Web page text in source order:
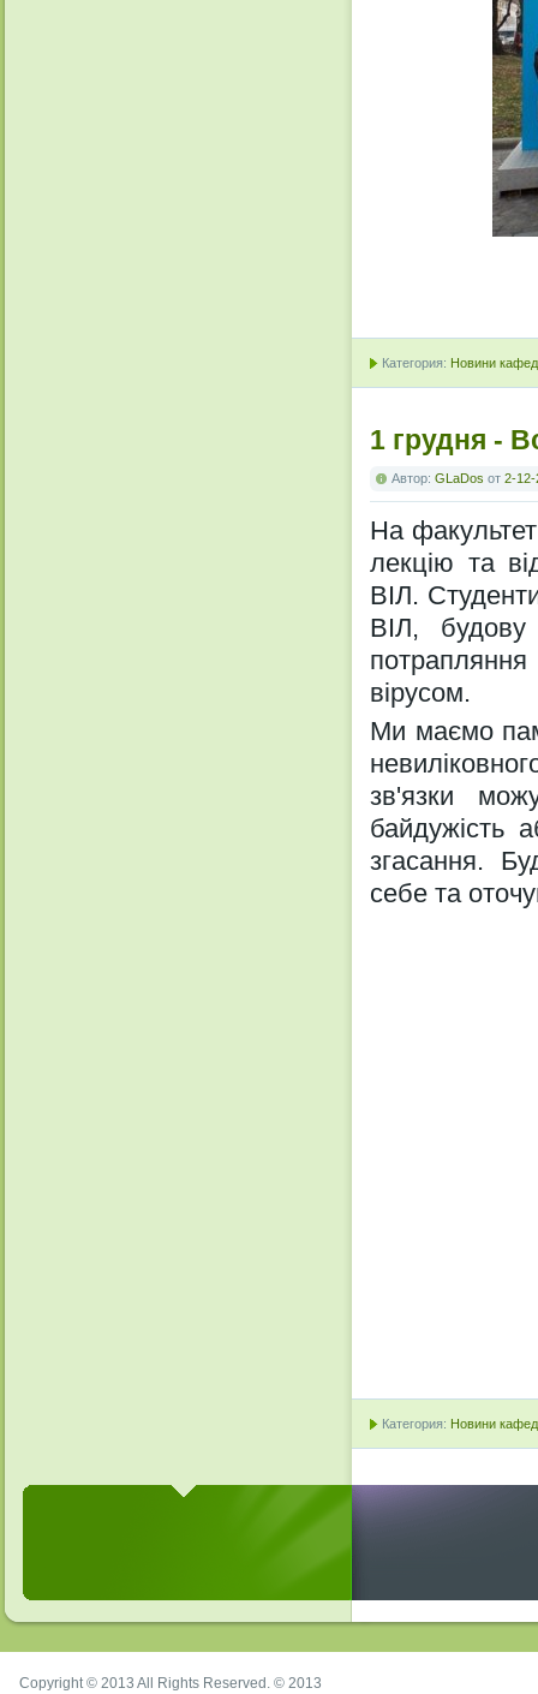
Категория: Новини
1 грудня -
Автор: GLaDos от 2-12-
На
лекцію та
ВІЛ.
ВІЛ,
вірусом.
Ми маємо
зв'язки
байдужість
згасання.
себе та
Категория: Новини
Copyright © 2013 All Rights Reserved. © 2013